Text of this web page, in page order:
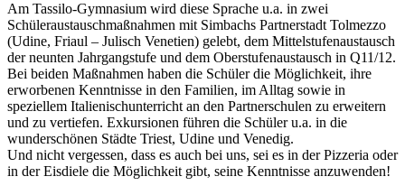
Am Tassilo-Gymnasium wird diese Sprache u.a. in zwei
Schüleraustauschmaßnahmen mit Simbachs Partnerstadt Tolmezzo
(Udine, Friaul – Julisch Venetien) gelebt, dem Mittelstufenaustausch
der neunten Jahrgangstufe und dem Oberstufenaustausch in Q11/12.
Bei beiden Maßnahmen haben die Schüler die Möglichkeit, ihre
erworbenen Kenntnisse in den Familien, im Alltag sowie in
speziellem Italienischunterricht an den Partnerschulen zu erweitern
und zu vertiefen. Exkursionen führen die Schüler u.a. in die
wunderschönen Städte Triest, Udine und Venedig.
Und nicht vergessen, dass es auch bei uns, sei es in der Pizzeria oder
in der Eisdiele die Möglichkeit gibt, seine Kenntnisse anzuwenden!